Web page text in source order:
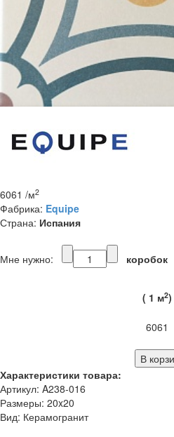
6061 /м2
Фабрика: Equipe
Страна: Испания
Мне нужно: коробок
( 1 м2)
6061
Характеристики товара:
Артикул: A238-016
Размеры: 20x20
Вид: Керамогранит